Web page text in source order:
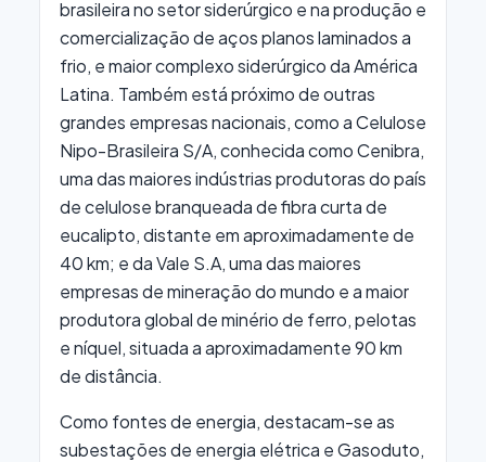
brasileira no setor siderúrgico e na produção e
comercialização de aços planos laminados a
frio, e maior complexo siderúrgico da América
Latina. Também está próximo de outras
grandes empresas nacionais, como a Celulose
Nipo-Brasileira S/A, conhecida como Cenibra,
uma das maiores indústrias produtoras do país
de celulose branqueada de fibra curta de
eucalipto, distante em aproximadamente de
40 km; e da Vale S.A, uma das maiores
empresas de mineração do mundo e a maior
produtora global de minério de ferro, pelotas
e níquel, situada a aproximadamente 90 km
de distância.
Como fontes de energia, destacam-se as
subestações de energia elétrica e Gasoduto,